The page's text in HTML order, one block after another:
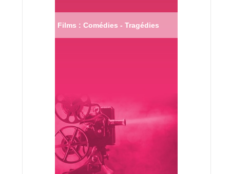
Films : Comédies - Tragédies